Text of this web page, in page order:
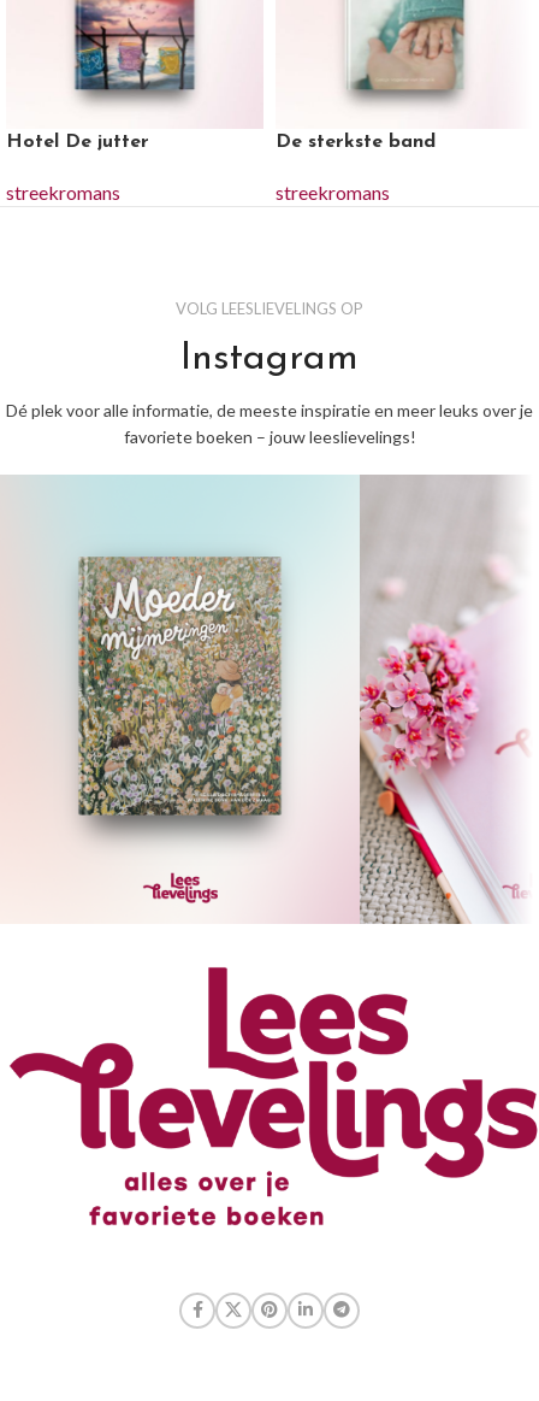
Hotel De jutter
streekromans
De sterkste band
streekromans
VOLG LEESLIEVELINGS OP
Instagram
Dé plek voor alle informatie, de meeste inspiratie en meer leuks over je
favoriete boeken – jouw leeslievelings!